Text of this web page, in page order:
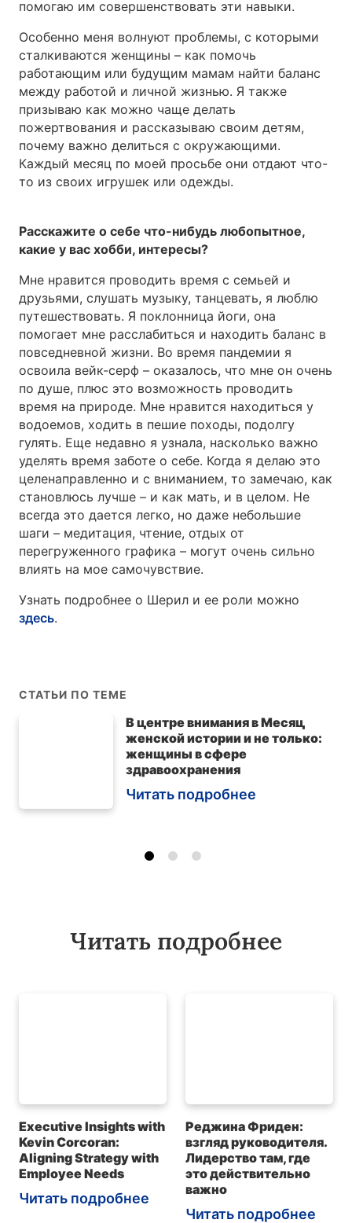
помогаю им совершенствовать эти навыки.
Особенно меня волнуют проблемы, с которыми
сталкиваются женщины – как помочь
работающим или будущим мамам найти баланс
между работой и личной жизнью. Я также
призываю как можно чаще делать
пожертвования и рассказываю своим детям,
почему важно делиться с окружающими.
Каждый месяц по моей просьбе они отдают что-
то из своих игрушек или одежды.
Расскажите о себе что-нибудь любопытное,
какие у вас хобби, интересы?
Мне нравится проводить время с семьей и
друзьями, слушать музыку, танцевать, я люблю
путешествовать. Я поклонница йоги, она
помогает мне расслабиться и находить баланс в
повседневной жизни. Во время пандемии я
освоила вейк-серф – оказалось, что мне он очень
по душе, плюс это возможность проводить
время на природе. Мне нравится находиться у
водоемов, ходить в пешие походы, подолгу
гулять. Еще недавно я узнала, насколько важно
уделять время заботе о себе. Когда я делаю это
целенаправленно и с вниманием, то замечаю, как
становлюсь лучше – и как мать, и в целом. Не
всегда это дается легко, но даже небольшие
шаги – медитация, чтение, отдых от
перегруженного графика – могут очень сильно
влиять на мое самочувствие.
Узнать подробнее о Шерил и ее роли можно
здесь.
СТАТЬИ ПО ТЕМЕ
В центре внимания в Месяц
женской истории и не только:
женщины в сфере
здравоохранения
Читать подробнее
Читать подробнее
Executive Insights with
Kevin Corcoran:
Aligning Strategy with
Employee Needs
Читать подробнее
Реджина Фриден:
взгляд руководителя.
Лидерство там, где
это действительно
важно
Читать подробнее